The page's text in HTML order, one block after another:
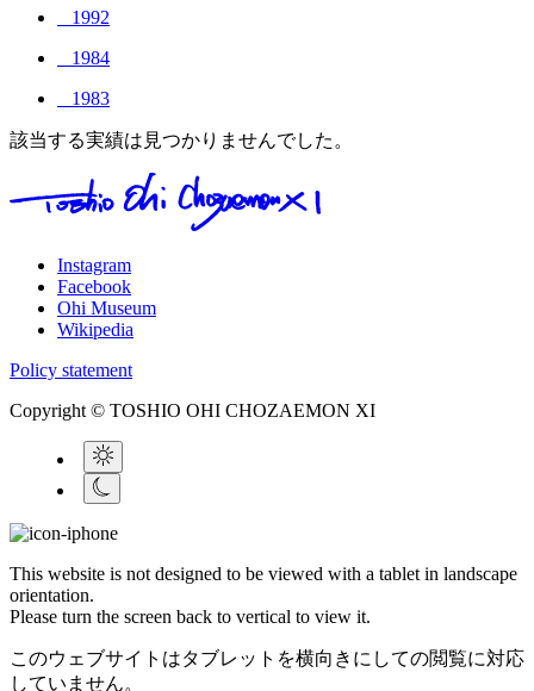
_ 1992
_ 1984
_ 1983
該当する実績は見つかりませんでした。
Instagram
Facebook
Ohi Museum
Wikipedia
Policy statement
Copyright © TOSHIO OHI CHOZAEMON XI
This website is not designed to be viewed with a tablet in landscape
orientation.
Please turn the screen back to vertical to view it.
このウェブサイトはタブレットを横向きにしての閲覧に対応
していません。